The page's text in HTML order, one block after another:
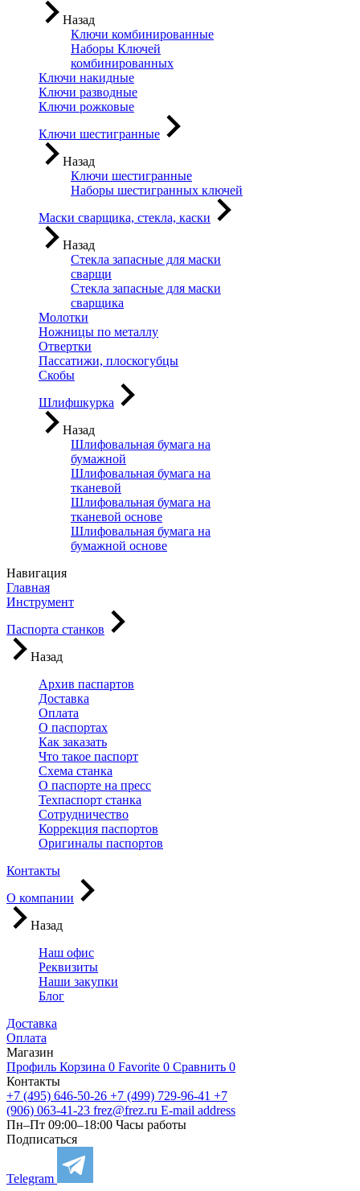
Назад
Ключи комбинированные
Наборы Ключей
комбинированных
Ключи накидные
Ключи разводные
Ключи рожковые
Ключи шестигранные
Назад
Ключи шестигранные
Наборы шестигранных ключей
Маски сварщика, стекла, каски
Назад
Стекла запасные для маски
сварщи
Стекла запасные для маски
сварщика
Молотки
Ножницы по металлу
Отвертки
Пассатижи, плоскогубцы
Скобы
Шлифшкурка
Назад
Шлифовальная бумага на
бумажной
Шлифовальная бумага на
тканевой
Шлифовальная бумага на
тканевой основе
Шлифовальная бумага на
бумажной основе
Навигация
Главная
Инструмент
Паспорта станков
Назад
Архив паспартов
Доставка
Оплата
О паспортах
Как заказать
Что такое паспорт
Схема станка
О паспорте на пресс
Техпаспорт станка
Сотрудничество
Коррекция паспортов
Оригиналы паспортов
Контакты
О компании
Назад
Наш офис
Реквизиты
Наши закупки
Блог
Доставка
Оплата
Магазин
Профиль Корзина 0 Favorite 0 Сравнить 0
Контакты
+7 (495) 646-50-26 +7 (499) 729-96-41 +7
(906) 063-41-23 frez@frez.ru E-mail address
Пн–Пт 09:00–18:00 Часы работы
Подписаться
Telegram